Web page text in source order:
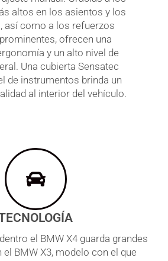
altos en los asientos y los
así como a los refuerzos
ofrecen una
y un alto nivel de
Una cubierta Sensatec
de instrumentos brinda un
al interior del vehículo.
el BMW X4 guarda grandes
BMW X3, modelo con el que